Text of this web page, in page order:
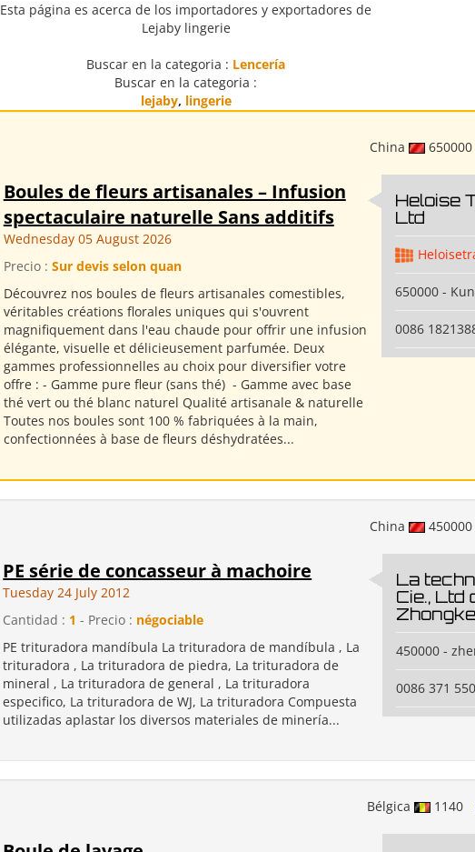
Esta página es acerca de los importadores y exportadores de
Lejaby lingerie
Buscar en la categoria : Lencería
Buscar en la categoria :
lejaby, lingerie
China 650000
Boules de fleurs artisanales – Infusion
spectaculaire naturelle Sans additifs
Wednesday 05 August 2026
Precio : Sur devis selon quan
Découvrez nos boules de fleurs artisanales comestibles,
véritables créations florales uniques qui s'ouvrent
magnifiquement dans l'eau chaude pour offrir une infusion
élégante, visuelle et délicieusement parfumée. Deux
gammes professionnelles au choix pour diversifier votre
offre : - Gamme pure fleur (sans thé) ​ - Gamme avec base
thé vert ou thé blanc naturel Qualité artisanale & naturelle
Toutes nos boules sont 100 % fabriquées à la main,
confectionnées à base de fleurs déshydratées...
Heloise
Ltd
650000 -
0086
China 450000
PE série de concasseur à machoire
Tuesday 24 July 2012
Cantidad : 1 - Precio : négociable
PE trituradora mandíbula La trituradora de mandíbula , La
trituradora , La trituradora de piedra, La trituradora de
mineral , La trituradora de general , La trituradora
especifico, La trituradora de WJ, La trituradora Compuesta
utilizadas aplastar los diversos materiales de minería...
La
Cie., Ltd
Zhongke
450000 -
0086 371
Bélgica 1140